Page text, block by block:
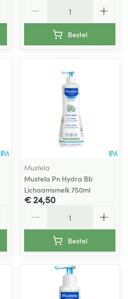
Bestel
Mustela
Mustela Pn Hydra Bb
Lichaamsmelk 750ml
€ 24,50
Bestel